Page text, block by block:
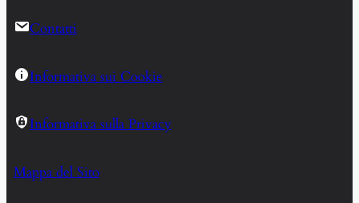
Contatti
Informativa sui Cookie
Informativa sulla Privacy
Mappa del Sito